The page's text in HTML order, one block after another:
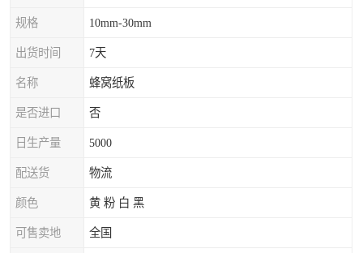
规格 10mm-30mm
出货时间 7天
名称 蜂窝纸板
是否进口 否
日生产量 5000
配送货 物流
颜色 黄 粉 白 黑
可售卖地 全国